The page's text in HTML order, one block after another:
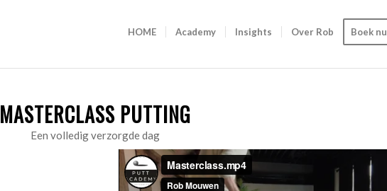
HOME Academy Insights Over Rob Boek nu
MASTERCLASS PUTTING
Een volledig verzorgde dag